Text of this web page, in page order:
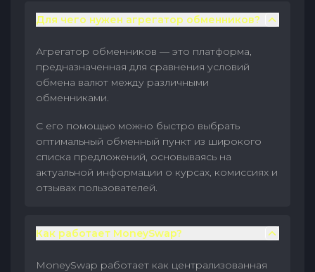
Для чего нужен агрегатор обменников?
Агрегатор обменников — это платформа,
предназначенная для сравнения условий
обмена валют между различными
обменниками.
С его помощью можно быстро выбрать
оптимальный обменный пункт из широкого
списка предложений, основываясь на
актуальной информации о курсах, комиссиях и
отзывах пользователей.
Как работает MoneySwap?
MoneySwap работает как централизованная